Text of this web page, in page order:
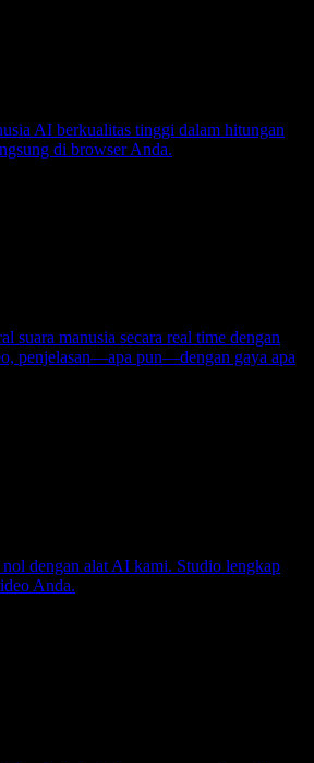
AI berkualitas tinggi dalam hitungan
di browser Anda.
suara manusia secara real time dengan
penjelasan—apa pun—dengan gaya apa
dengan alat AI kami. Studio lengkap
Anda.